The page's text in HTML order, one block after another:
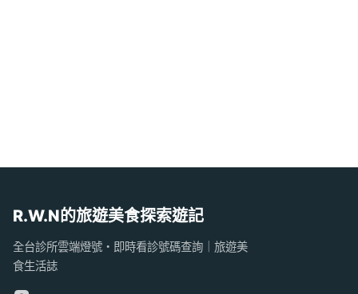
R.W.N的旅遊美食探索遊記
全台診所雲端燈號・即時看診號碼查詢｜旅遊美
食生活誌